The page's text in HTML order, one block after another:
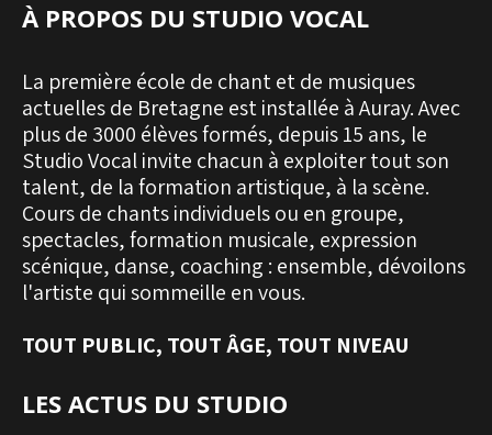
À PROPOS DU STUDIO VOCAL
La première école de chant et de musiques
actuelles de Bretagne est installée à Auray. Avec
plus de 3000 élèves formés, depuis 15 ans, le
Studio Vocal invite chacun à exploiter tout son
talent, de la formation artistique, à la scène.
Cours de chants individuels ou en groupe,
spectacles, formation musicale, expression
scénique, danse, coaching : ensemble, dévoilons
l'artiste qui sommeille en vous.
TOUT PUBLIC, TOUT ÂGE, TOUT NIVEAU
LES ACTUS DU STUDIO